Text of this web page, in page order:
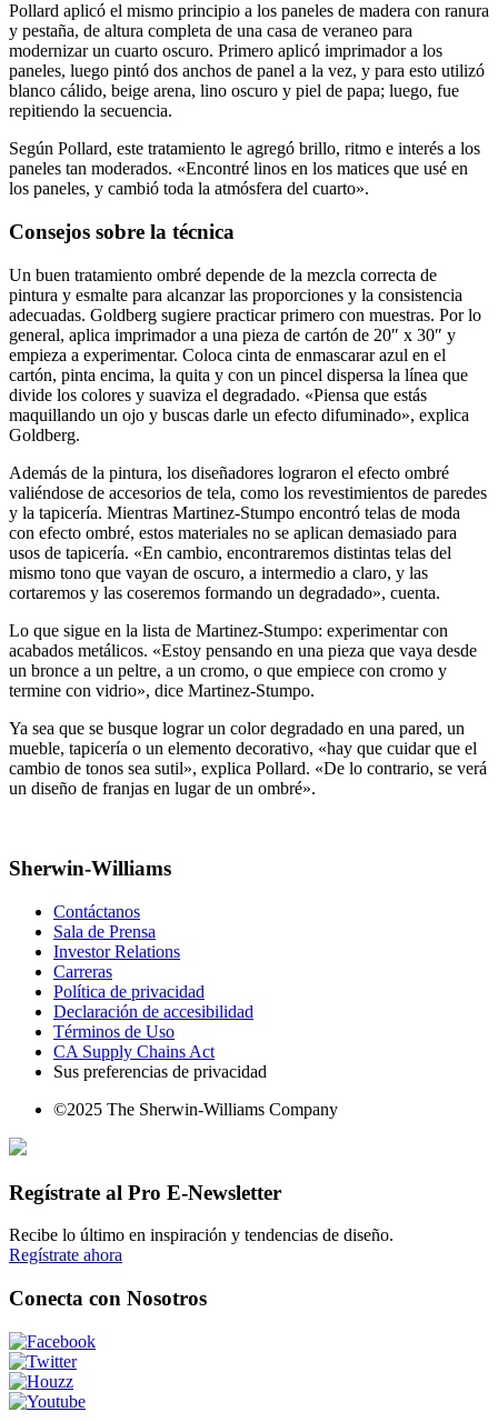
Pollard aplicó el mismo principio a los paneles de madera con ranura
y pestaña, de altura completa de una casa de veraneo para
modernizar un cuarto oscuro. Primero aplicó imprimador a los
paneles, luego pintó dos anchos de panel a la vez, y para esto utilizó
blanco cálido, beige arena, lino oscuro y piel de papa; luego, fue
repitiendo la secuencia.
Según Pollard, este tratamiento le agregó brillo, ritmo e interés a los
paneles tan moderados. «Encontré linos en los matices que usé en
los paneles, y cambió toda la atmósfera del cuarto».
Consejos sobre la técnica
Un buen tratamiento ombré depende de la mezcla correcta de
pintura y esmalte para alcanzar las proporciones y la consistencia
adecuadas. Goldberg sugiere practicar primero con muestras. Por lo
general, aplica imprimador a una pieza de cartón de 20″ x 30″ y
empieza a experimentar. Coloca cinta de enmascarar azul en el
cartón, pinta encima, la quita y con un pincel dispersa la línea que
divide los colores y suaviza el degradado. «Piensa que estás
maquillando un ojo y buscas darle un efecto difuminado», explica
Goldberg.
Además de la pintura, los diseñadores lograron el efecto ombré
valiéndose de accesorios de tela, como los revestimientos de paredes
y la tapicería. Mientras Martinez-Stumpo encontró telas de moda
con efecto ombré, estos materiales no se aplican demasiado para
usos de tapicería. «En cambio, encontraremos distintas telas del
mismo tono que vayan de oscuro, a intermedio a claro, y las
cortaremos y las coseremos formando un degradado», cuenta.
Lo que sigue en la lista de Martinez-Stumpo: experimentar con
acabados metálicos. «Estoy pensando en una pieza que vaya desde
un bronce a un peltre, a un cromo, o que empiece con cromo y
termine con vidrio», dice Martinez-Stumpo.
Ya sea que se busque lograr un color degradado en una pared, un
mueble, tapicería o un elemento decorativo, «hay que cuidar que el
cambio de tonos sea sutil», explica Pollard. «De lo contrario, se verá
un diseño de franjas en lugar de un ombré».
Sherwin-Williams
Contáctanos
Sala de Prensa
Investor Relations
Carreras
Política de privacidad
Declaración de accesibilidad
Términos de Uso
CA Supply Chains Act
Sus preferencias de privacidad
©2025 The Sherwin-Williams Company
Regístrate al Pro E-Newsletter
Recibe lo último en inspiración y tendencias de diseño.
Regístrate ahora
Conecta con Nosotros